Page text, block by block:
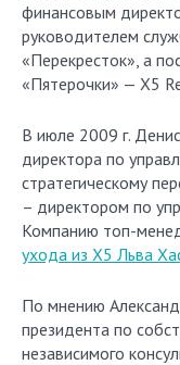
финансовым
руководителем
«Перекресток», а
«Пятерочки» — X5
В июле 2009 г.
директора по
стратегическому
– директором по
Компанию топ-
ухода из Х5 Льва
По мнению
президента по
независимого